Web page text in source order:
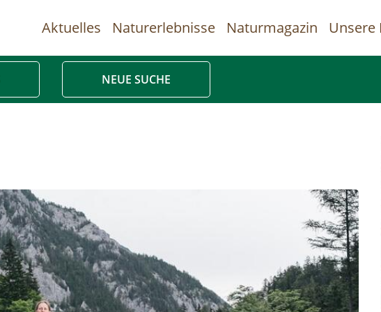
Hauptnavigation
Aktuelles Naturerlebnisse Naturmagazin Unsere
NEUE SUCHE